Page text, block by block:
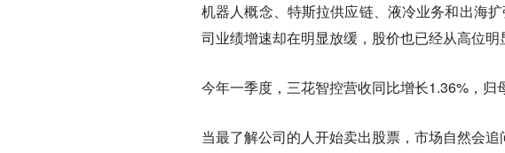
机器人概念、特斯拉供应链、液冷业务和出海
司业绩增速却在明显放缓，股价也已经从高位明
今年一季度，三花智控营收同比增长1.36%，归
当最了解公司的人开始卖出股票，市场自然会追